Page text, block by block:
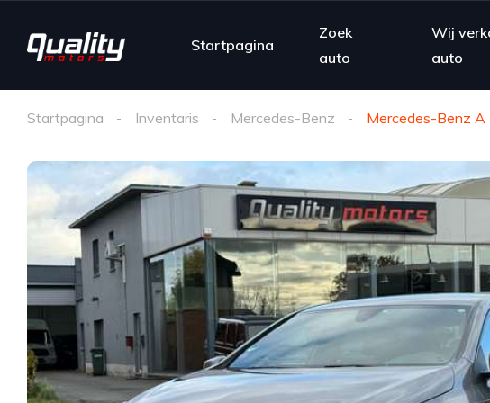
Startpagina
Zoek
auto
Wij
auto
Startpagina Inventaris Mercedes-Benz Mercedes-Benz